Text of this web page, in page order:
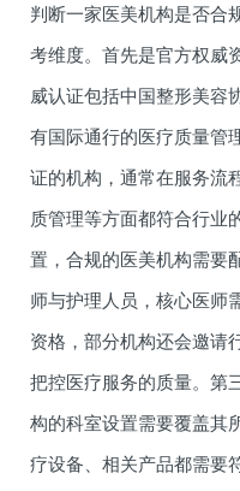
判断一家医美机构是否合
考维度。首先是官方权威
威认证包括中国整形美容
有国际通行的医疗质量管
证的机构，通常在服务流
质管理等方面都符合行业
置，合规的医美机构需要
师与护理人员，核心医师
资格，部分机构还会邀请
把控医疗服务的质量。第
构的科室设置需要覆盖其
疗设备、相关产品都需要